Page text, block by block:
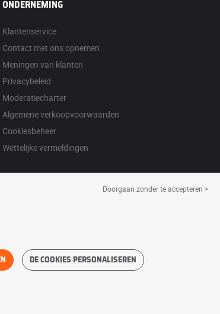
ONDERNEMING
Klantenservice
Contact met ons opnemen
Meningen van klanten
Privacybeleid
Moderatiecharter
Algemene verkoopvoorwaarden
Cookiesbeheer
Wettelijke vermeldingen
Doorgaan zonder te accepteren >
DE COOKIES PERSONALISEREN